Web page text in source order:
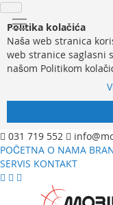
Politika kolačića
Naša web stranica
web stranice saglasni
našom Politikom
031 719 552
POČETNA O NAMA
SERVIS KONTAKT